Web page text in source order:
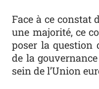
Face à ce constat
une majorité, ce
poser la question
de la
sein de l’Union